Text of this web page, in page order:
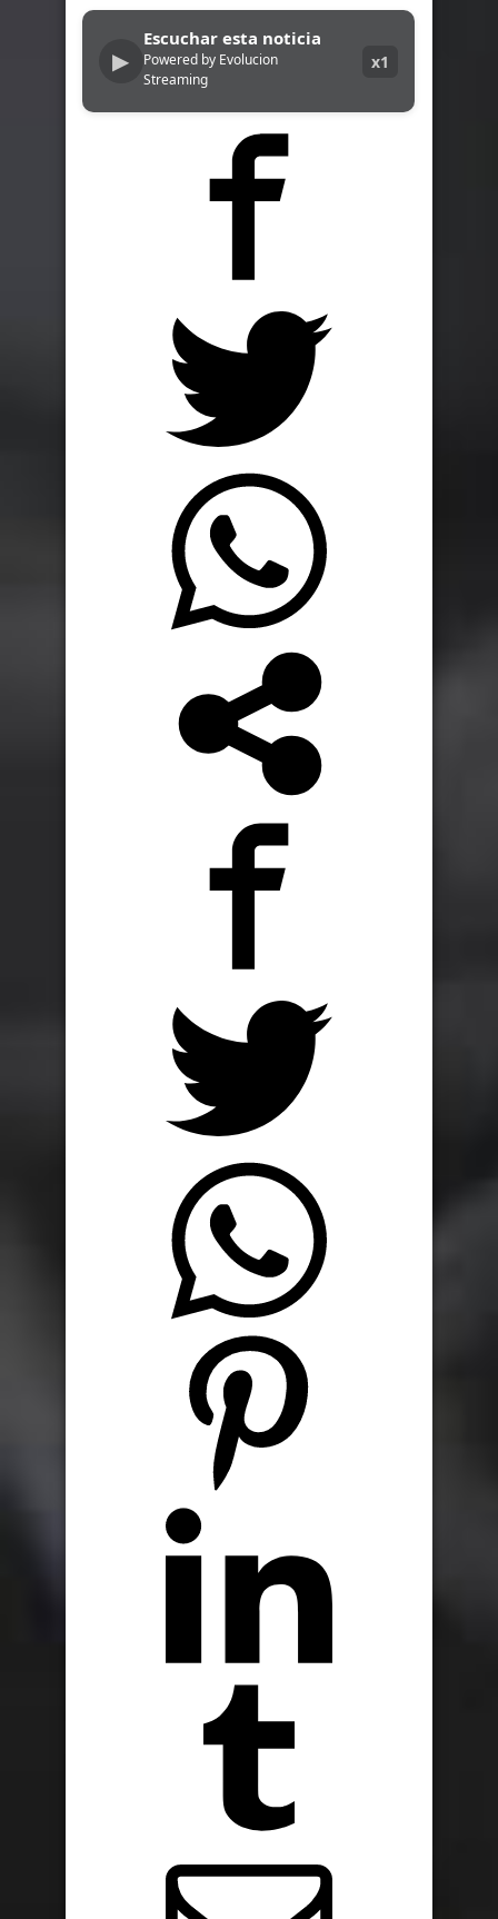
▶
Escuchar esta noticia
Powered by Evolucion
Streaming
x1